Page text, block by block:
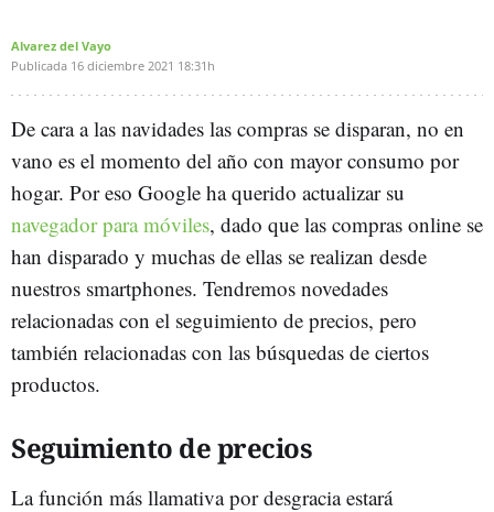
Alvarez del Vayo
Publicada 16 diciembre 2021 18:31h
De cara a las navidades las compras se disparan, no en
vano es el momento del año con mayor consumo por
hogar. Por eso Google ha querido actualizar su
navegador para móviles, dado que las compras online se
han disparado y muchas de ellas se realizan desde
nuestros smartphones. Tendremos novedades
relacionadas con el seguimiento de precios, pero
también relacionadas con las búsquedas de ciertos
productos.
Seguimiento de precios
La función más llamativa por desgracia estará